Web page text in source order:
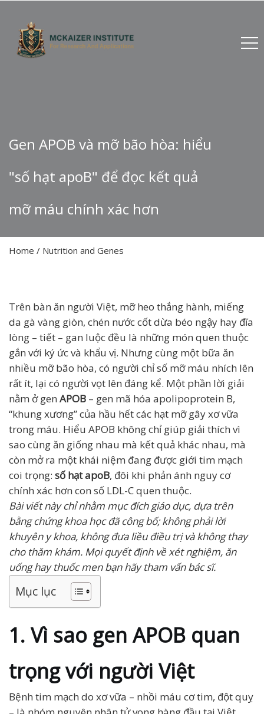
Gen APOB và mỡ bão hòa: hiểu
"số hạt apoB" để đọc kết quả
mỡ máu chính xác hơn
Home / Nutrition and Genes
Trên bàn ăn người Việt, mỡ heo thắng hành, miếng
da gà vàng giòn, chén nước cốt dừa béo ngậy hay đĩa
lòng – tiết – gan luộc đều là những món quen thuộc
gắn với ký ức và khẩu vị. Nhưng cùng một bữa ăn
nhiều mỡ bão hòa, có người chỉ số mỡ máu nhích lên
rất ít, lại có người vọt lên đáng kể. Một phần lời giải
nằm ở gen APOB – gen mã hóa apolipoprotein B,
“khung xương” của hầu hết các hạt mỡ gây xơ vữa
trong máu. Hiểu APOB không chỉ giúp giải thích vì
sao cùng ăn giống nhau mà kết quả khác nhau, mà
còn mở ra một khái niệm đang được giới tim mạch
coi trọng: số hạt apoB, đôi khi phản ánh nguy cơ
chính xác hơn con số LDL-C quen thuộc.
Bài viết này chỉ nhằm mục đích giáo dục, dựa trên
bằng chứng khoa học đã công bố; không phải lời
khuyên y khoa, không đưa liều điều trị và không thay
cho thăm khám. Mọi quyết định về xét nghiệm, ăn
uống hay thuốc men bạn hãy tham vấn bác sĩ.
Mục lục
1. Vì sao gen APOB quan
trọng với người Việt
Bệnh tim mạch do xơ vữa – nhồi máu cơ tim, đột quỵ